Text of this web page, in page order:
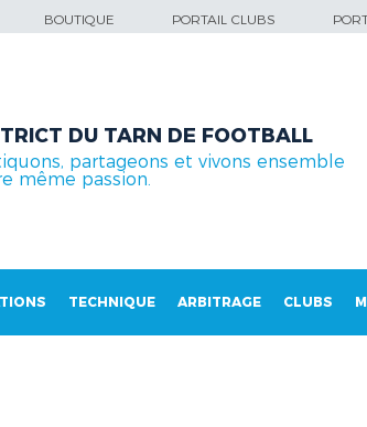
BOUTIQUE PORTAIL CLUBS
DU TARN DE FOOTBALL
partageons et vivons ensemble
même passion.
TECHNIQUE ARBITRAGE CLUBS